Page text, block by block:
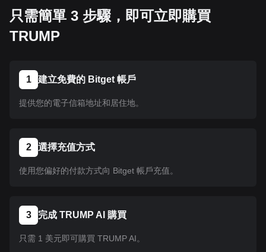
用相同的操作流程。
只需簡單 3 步驟，即可立即購買
TRUMP
1 建立免費的 Bitget 帳戶
提供您的電子信箱地址和居住地。
2 選擇充值方式
使用您偏好的付款方式向 Bitget 帳戶充值。
3 完成 TRUMP AI 購買
只需 1 美元即可購買 TRUMP AI。